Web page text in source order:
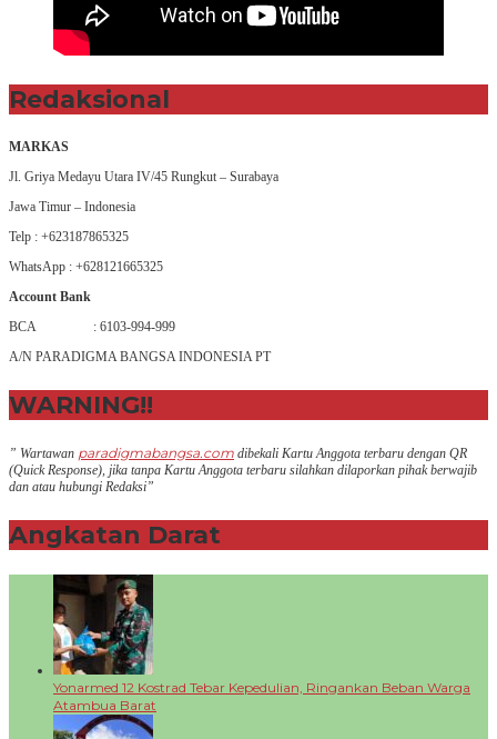
Redaksional
MARKAS
Jl. Griya Medayu Utara IV/45 Rungkut – Surabaya
Jawa Timur – Indonesia
Telp : +623187865325
WhatsApp : +628121665325
Account Bank
BCA : 6103-994-999
A/N PARADIGMA BANGSA INDONESIA PT
WARNING!!
” Wartawan paradigmabangsa.com dibekali Kartu Anggota terbaru dengan QR
(Quick Response), jika tanpa Kartu Anggota terbaru silahkan dilaporkan pihak berwajib
dan atau hubungi Redaksi”
Angkatan Darat
Yonarmed 12 Kostrad Tebar Kepedulian, Ringankan Beban Warga
Atambua Barat